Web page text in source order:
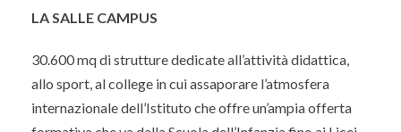
LA SALLE CAMPUS
30.600 mq di strutture dedicate all’attività didattica,
allo sport, al college in cui assaporare l’atmosfera
internazionale dell’Istituto che offre un’ampia offerta